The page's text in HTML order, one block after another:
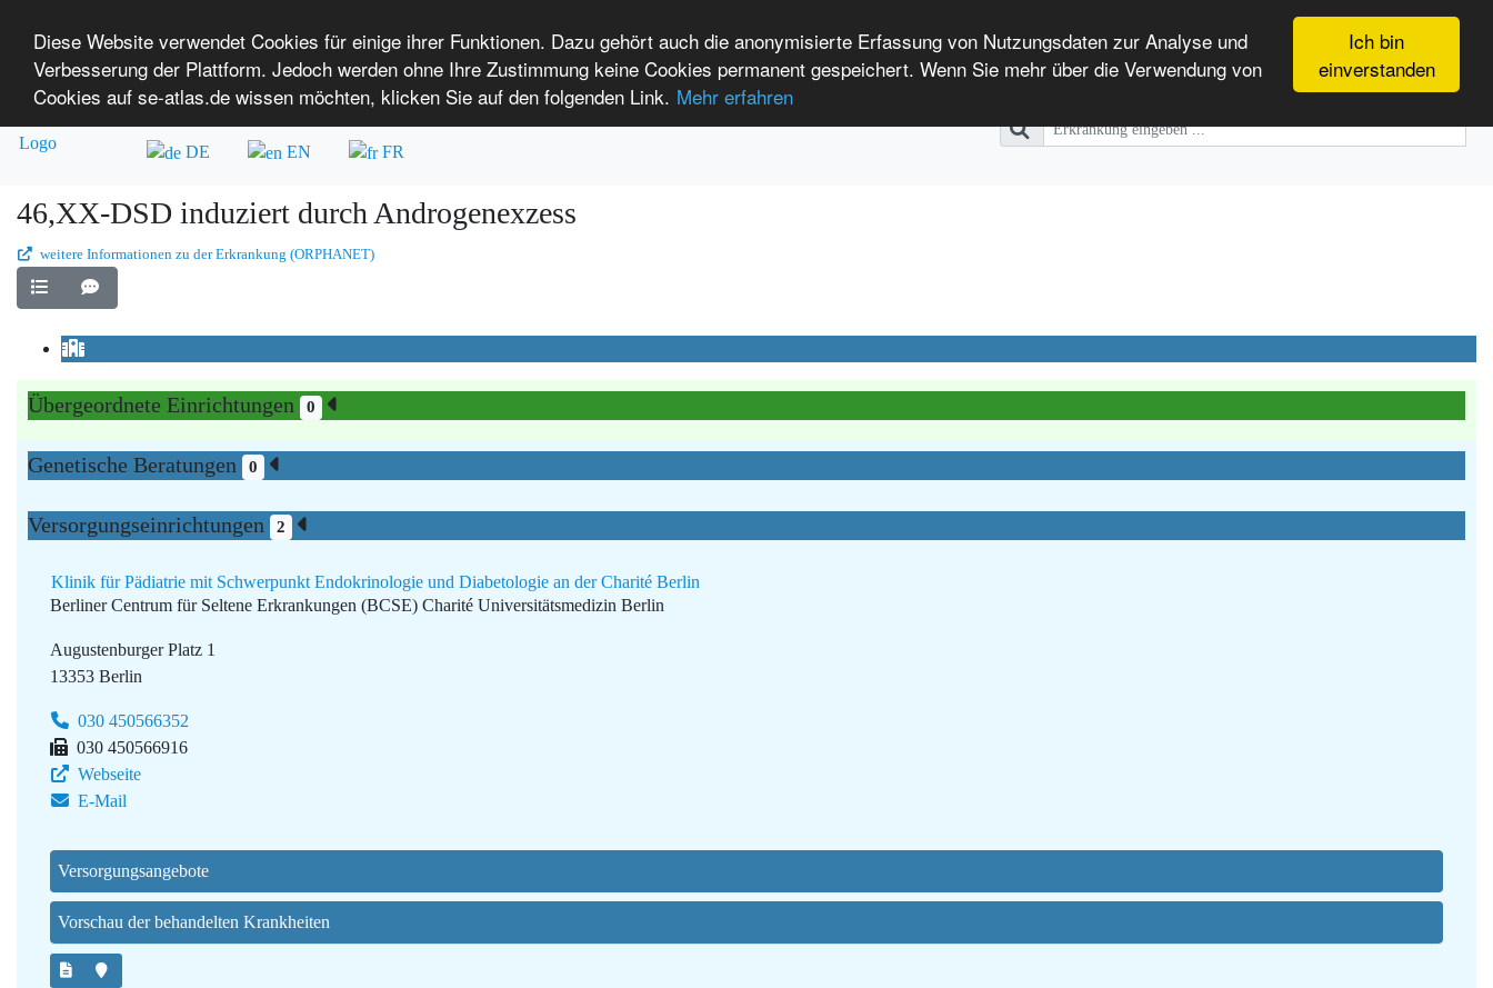
Ich bin
einverstanden
Diese Website verwendet Cookies für einige ihrer Funktionen. Dazu gehört auch die anonymisierte Erfassung von Nutzungsdaten zur Analyse und
Verbesserung der Plattform. Jedoch werden ohne Ihre Zustimmung keine Cookies permanent gespeichert. Wenn Sie mehr über die Verwendung von
Cookies auf se-atlas.de wissen möchten, klicken Sie auf den folgenden Link. Mehr erfahren
SE-ATLAS
Versorgungsatlas für Menschen mit seltenen Erkrankungen
Überblick über Einrichtungen Über uns Anmelden Leichte Sprache International Patients
DE EN FR
46,XX-DSD induziert durch Androgenexzess
weitere Informationen zu der Erkrankung (ORPHANET)
Übergeordnete Einrichtungen 0
Genetische Beratungen 0
Versorgungseinrichtungen 2
Klinik für Pädiatrie mit Schwerpunkt Endokrinologie und Diabetologie an der Charité Berlin
Berliner Centrum für Seltene Erkrankungen (BCSE) Charité Universitätsmedizin Berlin
Augustenburger Platz 1
13353 Berlin
030 450566352
030 450566916
Webseite
E-Mail
Versorgungsangebote
Vorschau der behandelten Krankheiten